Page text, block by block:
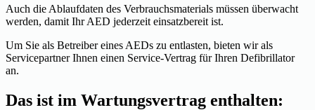
Auch die Ablaufdaten des Verbrauchsmaterials müssen überwacht
werden, damit Ihr AED jederzeit einsatzbereit ist.
Um Sie als Betreiber eines AEDs zu entlasten, bieten wir als
Servicepartner Ihnen einen Service-Vertrag für Ihren Defibrillator
an.
Das ist im Wartungsvertrag enthalten: